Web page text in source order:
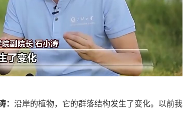
： 沿岸的植物，它的群落结构发生了变化。以前我